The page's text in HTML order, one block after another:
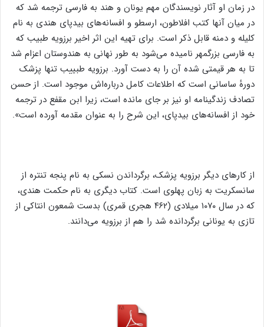
در زمان او آثار نویسندگان مهم یونان و هند به فارسی ترجمه شد که
در میان آنها کتب افلاطون، ارسطو و افسانه‌های بیدپای هندی به نام
کلیله و دمنه قابل ذکر است. برای تهیه این اثر اخیر برزویه طبیب که
به فارسی بزرگمهر نامیده می‌شود به طور نهانی به هندوستان اعزام شد
تا به هر قیمتی شده آن را به دست آورد. برزویه طبییب تنها پزشک
دورهٔ ساسانی است که اطلاعات کامل درباره‌اش موجود است. از حسن
تصادف زندگینامه او نیز بر جای مانده است، زیرا ابن مقفع در ترجمه
خود از افسانه‌های بیدپای، این شرح را به عنوان مقدمه آورده است».
از کارهای دیگر برزویه پزشک، برگرداندن نسکی به نام پنجه تنتره از
سانسکریت به زبان پهلوی است. کتاب دیگری به نام حکمت هندی،
که در سال ۱۰۷۰ میلادی (۴۶۲ هجری قمری) بدست شمعون انتاکی از
تازی به یونانی برگردانده شد را هم از برزویه می‌دانند.